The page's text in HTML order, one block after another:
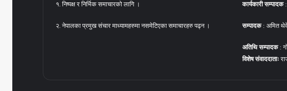
१. निष्पक्ष र निर्भिक समाचारको लागि ।
२. नेपालका प्रमुख संचार माध्यामहरुमा नसमेटिएका समाचारहरु पढ्न ।
कार्यकारी सम्पादक:
सम्पादक: अमित
अतिथि सम्पादक:
विशेष संवाददाताः